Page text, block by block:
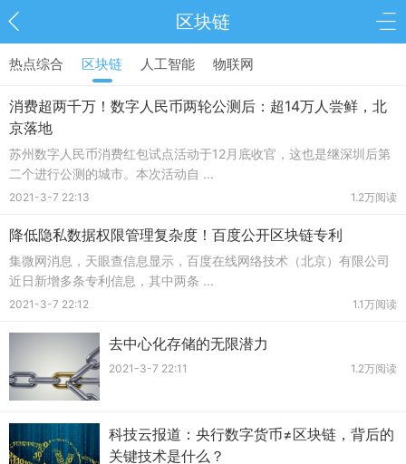
区块链
热点综合 区块链 人工智能 物联网
消费超两千万！数字人民币两轮公测后：超14万人尝鲜，北
京落地
苏州数字人民币消费红包试点活动于12月底收官，这也是继深圳后第
二个进行公测的城市。本次活动自 ...
2021-3-7 22:13 1.2万阅读
降低隐私数据权限管理复杂度！百度公开区块链专利
集微网消息，天眼查信息显示，百度在线网络技术（北京）有限公司
近日新增多条专利信息，其中两条 ...
2021-3-7 22:12 1.1万阅读
去中心化存储的无限潜力
2021-3-7 22:11 1.2万阅读
科技云报道：央行数字货币≠区块链，背后的
关键技术是什么？